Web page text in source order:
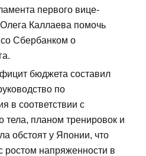
первого вице-
Каллаева помочь
Сбербанком о
бюджета составил
по
в соответствии с
тела, планом тренировок и
обстоят у Японии, что
ростом напряженности в